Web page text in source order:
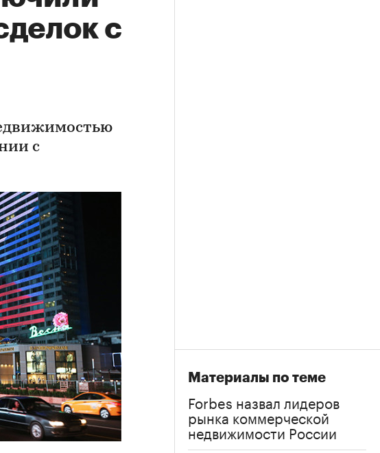
с
с
Материалы по теме
Forbes назвал лидеров
рынка коммерческой
недвижимости России